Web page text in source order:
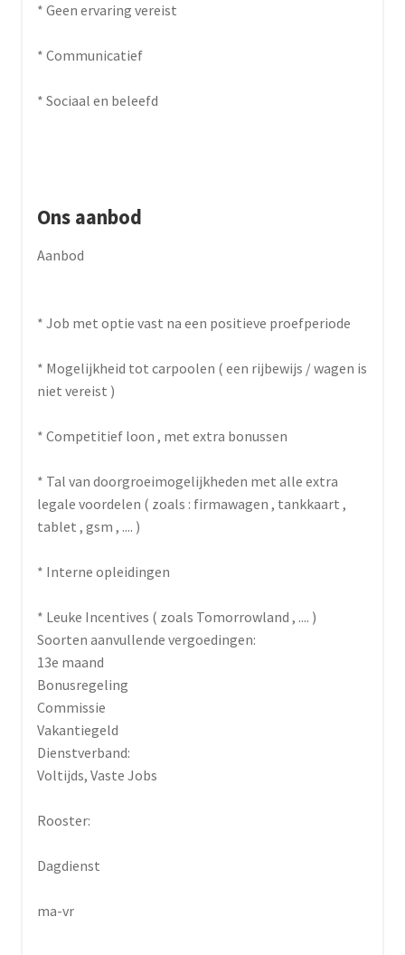
* Geen ervaring vereist
* Communicatief
* Sociaal en beleefd
Ons aanbod
Aanbod
* Job met optie vast na een positieve proefperiode
* Mogelijkheid tot carpoolen ( een rijbewijs / wagen is
niet vereist )
* Competitief loon , met extra bonussen
* Tal van doorgroeimogelijkheden met alle extra
legale voordelen ( zoals : firmawagen , tankkaart ,
tablet , gsm , .... )
* Interne opleidingen
* Leuke Incentives ( zoals Tomorrowland , .... )
Soorten aanvullende vergoedingen:
13e maand
Bonusregeling
Commissie
Vakantiegeld
Dienstverband:
Voltijds, Vaste Jobs
Rooster:
Dagdienst
ma-vr